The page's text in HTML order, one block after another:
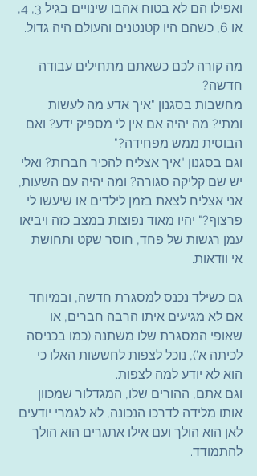
ואפילו הם לא בטוח אהבו שינויים בגיל 3, 4,
או 6, כשהם היו קטנטנים והעולם היה גדול.
מה קורה לכם כשאתם מתחילים עבודה
חדשה?
מחשבות בסגנון "איך אדע מה לעשות
ומתי? מה יהיה אם אין לי מספיק ידע? ואם
הבוסית ממש מפחידה?"
וגם בסגנון "איך אצליח להכיר חברות? ואלי
יש שם קליקה סגורה? ומה יהיה עם השעות,
אני אצליח לצאת בזמן לילדים או שיעשו לי
פרצוף?" יהיו מאוד נפוצות במצב כזה ויביאו
עמן רגשות של פחד, חוסר שקט ותחושת
אי וודאות.
גם כשילד נכנס למסגרת חדשה, ובמיוחד
אם לא מגיעים איתו הרבה חברים, או
שאופי המסגרת שלו משתנה (כמו בכניסה
לכיתה א'), נוכל לצפות לחששות האלו כי
הוא לא יודע למה לצפות.
וגם אתם, ההורים שלו, המגדלור שמכוון
אותו מלידה לדרכו הנכונה, לא לגמרי יודעים
לאן הוא הולך ועם אילו אתגרים הוא הולך
להתמודד.